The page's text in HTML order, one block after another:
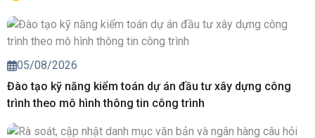
05/08/2026
Đào tạo kỹ năng kiểm toán dự án đầu tư xây dựng công
trình theo mô hình thông tin công trình